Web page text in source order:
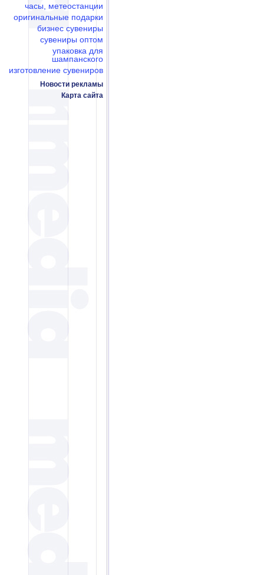
часы, метеостанции
оригинальные подарки
бизнес сувениры
сувениры оптом
упаковка для
шампанского
изготовление сувениров
Новости рекламы
Карта сайта